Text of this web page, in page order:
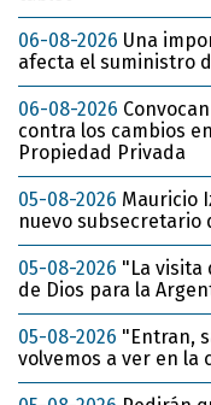
06-08-2026 Una
afecta el suministro
06-08-2026
contra los cambios
Propiedad Privada
05-08-2026 Mauricio
nuevo subsecretario
05-08-2026 "La visita
de Dios para la
05-08-2026 "Entran,
volvemos a ver en la